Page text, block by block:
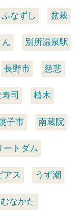
ふなずし 盆栽
ん 別所温泉駅
長野市 慈悲
司 植木
子市 南蔵院
ートダム
アス うず潮
むなかた